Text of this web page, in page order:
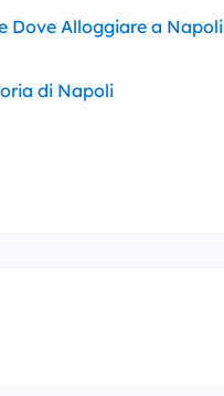
Dove Alloggiare a Napoli
di Napoli